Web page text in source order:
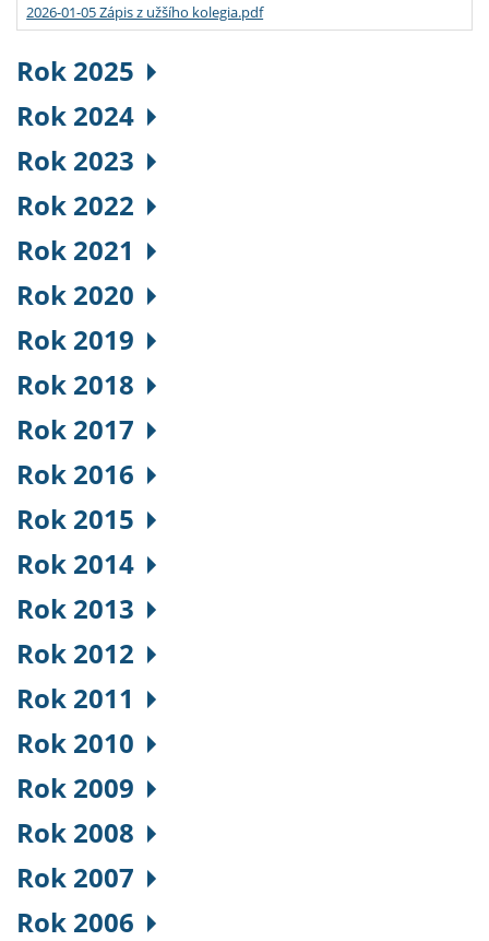
2026-01-05 Zápis z užšího kolegia.pdf
Rok 2025
Rok 2024
Rok 2023
Rok 2022
Rok 2021
Rok 2020
Rok 2019
Rok 2018
Rok 2017
Rok 2016
Rok 2015
Rok 2014
Rok 2013
Rok 2012
Rok 2011
Rok 2010
Rok 2009
Rok 2008
Rok 2007
Rok 2006